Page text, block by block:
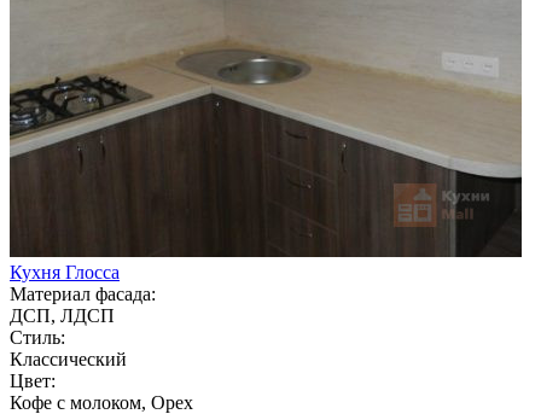
Кухня Глосса
Материал фасада:
ДСП, ЛДСП
Стиль:
Классический
Цвет:
Кофе с молоком, Орех